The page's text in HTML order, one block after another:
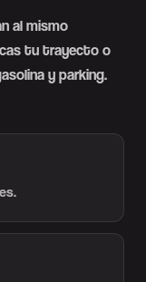
al mismo
tu trayecto o
y parking.